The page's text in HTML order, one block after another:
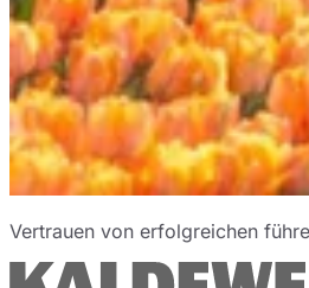
Vertrauen von erfolgreichen